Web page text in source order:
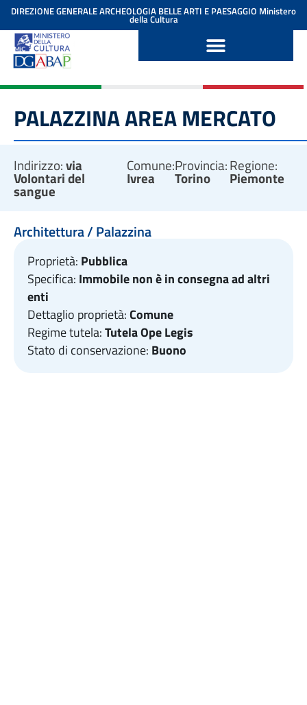
contenuto
DIREZIONE GENERALE ARCHEOLOGIA BELLE ARTI E PAESAGGIO Ministero
della Cultura
PALAZZINA AREA MERCATO
Indirizzo:via
Volontari del
sangue
Comune:
Ivrea
Provincia:
Torino
Regione:
Piemonte
Architettura / Palazzina
Proprietà: Pubblica
Specifica: Immobile non è in consegna ad altri
enti
Dettaglio proprietà:Comune
Regime tutela:Tutela Ope Legis
Stato di conservazione: Buono